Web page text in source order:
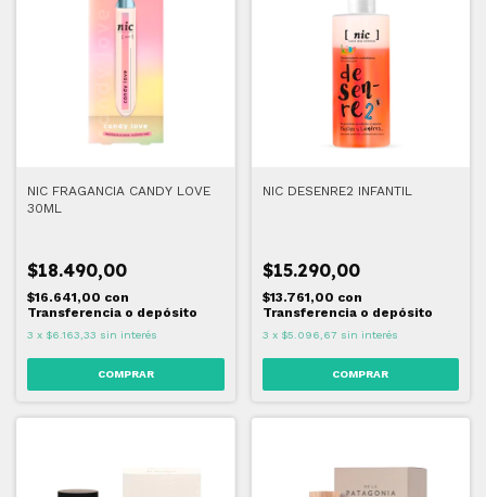
NIC FRAGANCIA CANDY LOVE
30ML
$18.490,00
$16.641,00 con
Transferencia o depósito
3 x $6.163,33 sin interés
NIC DESENRE2 INFANTIL
$15.290,00
$13.761,00 con
Transferencia o depósito
3 x $5.096,67 sin interés